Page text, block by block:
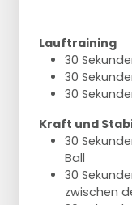
Lauftraining
30
30
30
Kraft und
30
Ball
30
zwischen